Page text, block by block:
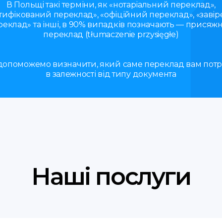
В Польщі такі терміни, як «нотаріальний переклад»,
переклад», «офіційний переклад»,
та інші, в 90% випадків позначають —
переклад (tłumaczenie przysięgłe)
визначити, який саме переклад вам
в залежності від типу документа
Наші послуги